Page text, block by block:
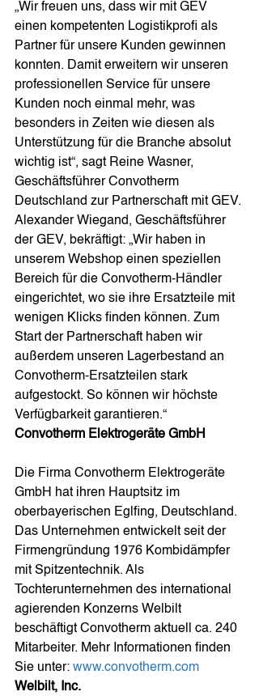
„Wir freuen uns, dass wir mit GEV
einen kompetenten Logistikprofi als
Partner für unsere Kunden gewinnen
konnten. Damit erweitern wir unseren
professionellen Service für unsere
Kunden noch einmal mehr, was
besonders in Zeiten wie diesen als
Unterstützung für die Branche absolut
wichtig ist“, sagt Reine Wasner,
Geschäftsführer Convotherm
Deutschland zur Partnerschaft mit GEV.
Alexander Wiegand, Geschäftsführer
der GEV, bekräftigt: „Wir haben in
unserem Webshop einen speziellen
Bereich für die Convotherm-Händler
eingerichtet, wo sie ihre Ersatzteile mit
wenigen Klicks finden können. Zum
Start der Partnerschaft haben wir
außerdem unseren Lagerbestand an
Convotherm-Ersatzteilen stark
aufgestockt. So können wir höchste
Verfügbarkeit garantieren.“
Convotherm Elektrogeräte GmbH
Die Firma Convotherm Elektrogeräte
GmbH hat ihren Hauptsitz im
oberbayerischen Eglfing, Deutschland.
Das Unternehmen entwickelt seit der
Firmengründung 1976 Kombidämpfer
mit Spitzentechnik. Als
Tochterunternehmen des international
agierenden Konzerns Welbilt
beschäftigt Convotherm aktuell ca. 240
Mitarbeiter. Mehr Informationen finden
Sie unter: www.convotherm.com
Welbilt, Inc.